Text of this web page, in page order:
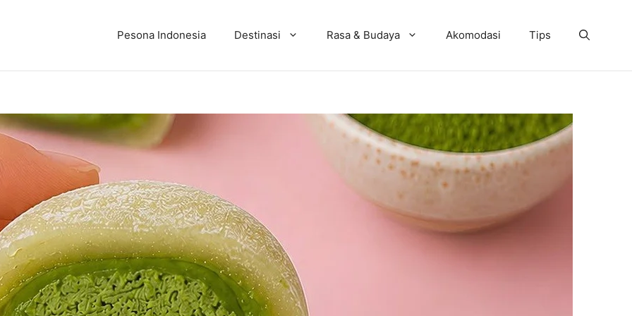
Pesona Indonesia Destinasi Rasa & Budaya Akomodasi Tips